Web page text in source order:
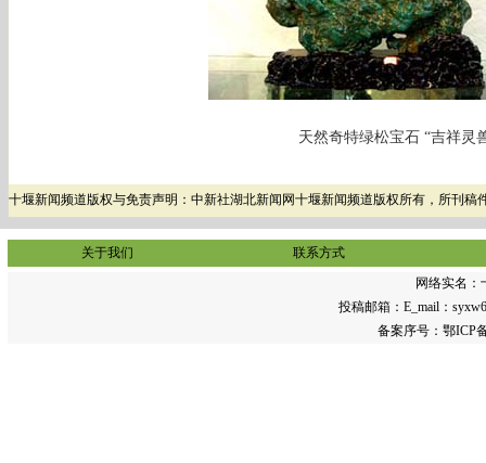
天然奇特绿松宝石 “吉祥灵
十堰新闻频道版权与免责声明：中新社湖北新闻网十堰新闻频道版权所有，所刊稿